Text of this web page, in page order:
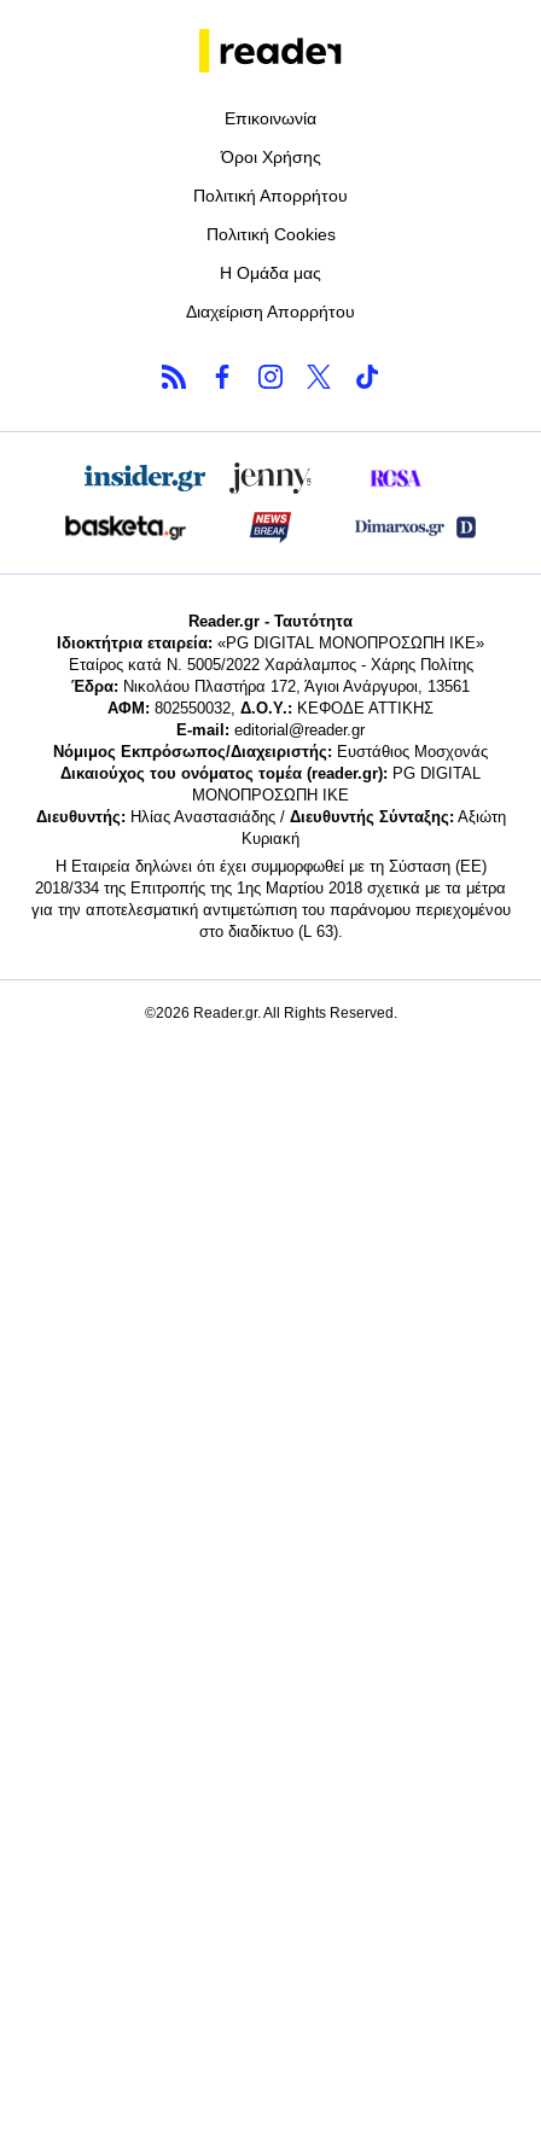
Επικοινωνία
Όροι Χρήσης
Πολιτική Απορρήτου
Πολιτική Cookies
Η Ομάδα μας
Διαχείριση Απορρήτου
Reader.gr - Ταυτότητα
Ιδιοκτήτρια εταιρεία: «PG DIGITAL MONΟΠΡΟΣΩΠΗ ΙΚΕ»
Εταίρος κατά Ν. 5005/2022 Χαράλαμπος - Χάρης Πολίτης
Έδρα: Νικολάου Πλαστήρα 172, Άγιοι Ανάργυροι, 13561
ΑΦΜ: 802550032, Δ.Ο.Υ.: ΚΕΦΟΔΕ ΑΤΤΙΚΗΣ
E-mail: editorial@reader.gr
Νόμιμος Εκπρόσωπος/Διαχειριστής: Ευστάθιος Μοσχονάς
Δικαιούχος του ονόματος τομέα (reader.gr): PG DIGITAL
MONΟΠΡΟΣΩΠΗ ΙΚΕ
Διευθυντής: Ηλίας Αναστασιάδης / Διευθυντής Σύνταξης: Αξιώτη
Κυριακή
Η Εταιρεία δηλώνει ότι έχει συμμορφωθεί με τη Σύσταση (ΕΕ)
2018/334 της Επιτροπής της 1ης Μαρτίου 2018 σχετικά με τα μέτρα
για την αποτελεσματική αντιμετώπιση του παράνομου περιεχομένου
στο διαδίκτυο (L 63).
©2026 Reader.gr. All Rights Reserved.